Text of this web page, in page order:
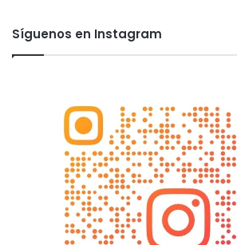
Síguenos en Instagram